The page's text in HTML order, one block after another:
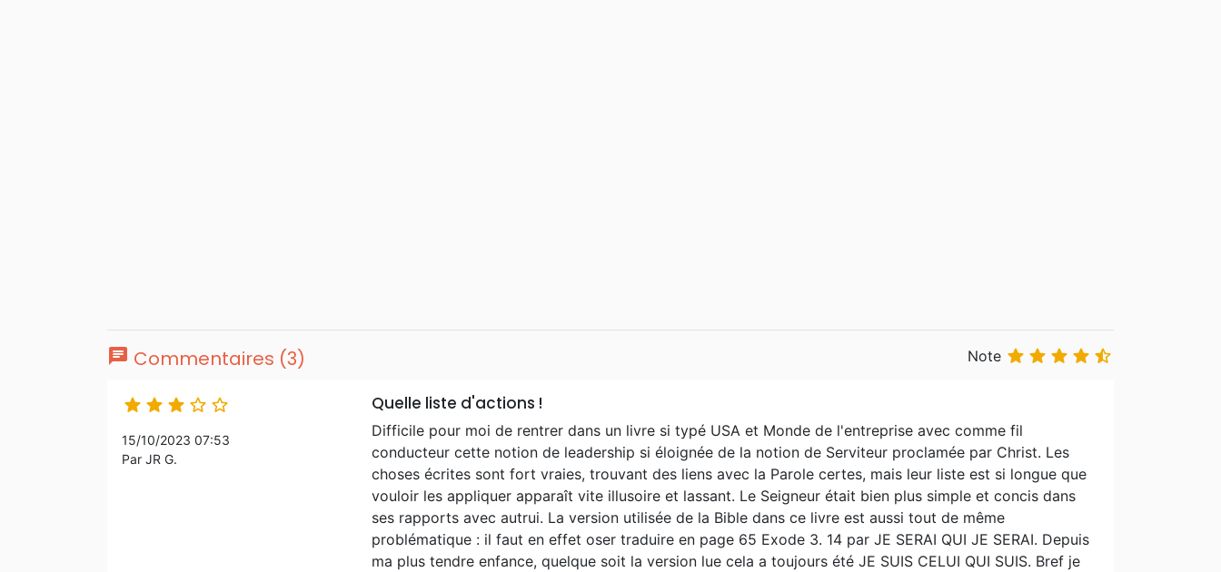
chat Commentaires (3) Note     
    
15/10/2023 07:53
Par JR G.
Quelle liste d'actions !
Difficile pour moi de rentrer dans un livre si typé USA et Monde de l'entreprise avec comme fil
conducteur cette notion de leadership si éloignée de la notion de Serviteur proclamée par Christ. Les
choses écrites sont fort vraies, trouvant des liens avec la Parole certes, mais leur liste est si longue que
vouloir les appliquer apparaît vite illusoire et lassant. Le Seigneur était bien plus simple et concis dans
ses rapports avec autrui. La version utilisée de la Bible dans ce livre est aussi tout de même
problématique : il faut en effet oser traduire en page 65 Exode 3. 14 par JE SERAI QUI JE SERAI. Depuis
ma plus tendre enfance, quelque soit la version lue cela a toujours été JE SUIS CELUI QUI SUIS. Bref je